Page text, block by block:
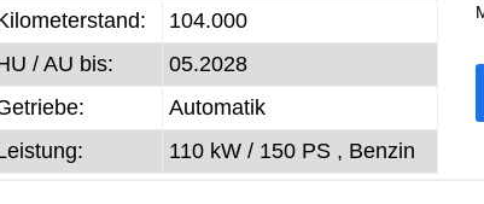
104.000
/ AU bis:
05.2028
Automatik
110 kW / 150 PS , Benzin